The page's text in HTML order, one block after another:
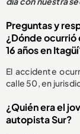
Preguntas y
¿Dónde ocurrió
16 años en
El accidente
calle 50, en
¿Quién era el
autopista Sur?